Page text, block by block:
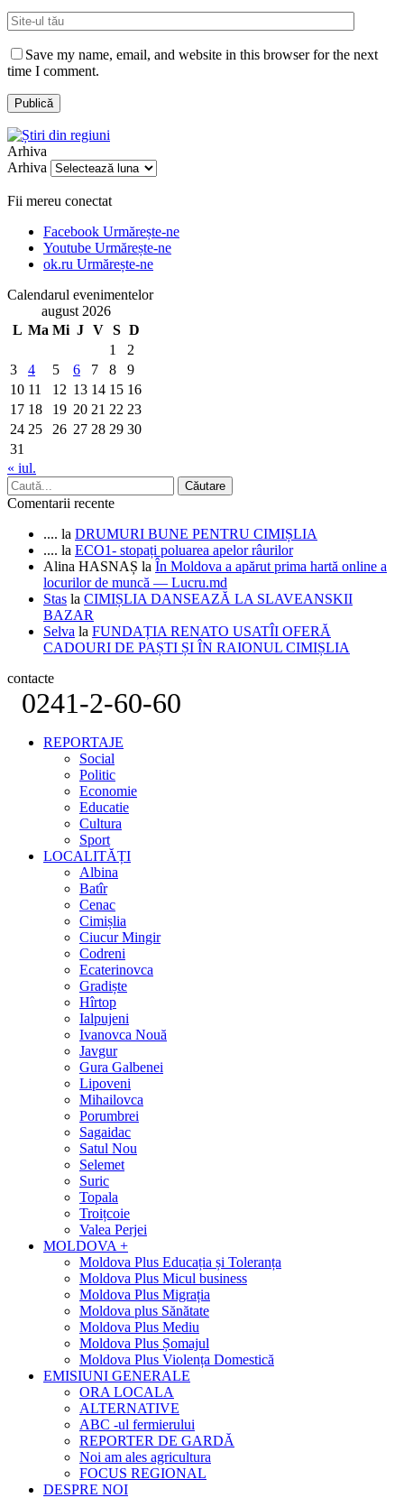
Save my name, email, and website in this browser for the next
time I comment.
Arhiva
Arhiva
Fii mereu conectat
Facebook Urmărește-ne
Youtube Urmărește-ne
ok.ru Urmărește-ne
Calendarul evenimentelor
august 2026
L Ma Mi J V S D
1
2
3
4 5 6 7 8
9
10 11 12 13 14 15 16
17 18 19 20 21 22 23
24 25 26 27 28 29 30
31
« iul.
Comentarii recente
.... la DRUMURI BUNE PENTRU CIMIȘLIA
.... la ECO1- stopați poluarea apelor râurilor
Alina HASNAȘ la În Moldova a apărut prima hartă online a
locurilor de muncă — Lucru.md
Stas la CIMIȘLIA DANSEAZĂ LA SLAVEANSKII
BAZAR
Selva la FUNDAȚIA RENATO USATÎI OFERĂ
CADOURI DE PAȘTI ȘI ÎN RAIONUL CIMIȘLIA
contacte
0241-2-60-60
REPORTAJE
Social
Politic
Economie
Educatie
Cultura
Sport
LOCALITĂȚI
Albina
Batîr
Cenac
Cimișlia
Ciucur Mingir
Codreni
Ecaterinovca
Gradiște
Hîrtop
Ialpujeni
Ivanovca Nouă
Javgur
Gura Galbenei
Lipoveni
Mihailovca
Porumbrei
Sagaidac
Satul Nou
Selemet
Suric
Topala
Troițcoie
Valea Perjei
MOLDOVA +
Moldova Plus Educația și Toleranța
Moldova Plus Micul business
Moldova Plus Migrația
Moldova plus Sănătate
Moldova Plus Mediu
Moldova Plus Șomajul
Moldova Plus Violența Domestică
EMISIUNI GENERALE
ORA LOCALA
ALTERNATIVE
ABC -ul fermierului
REPORTER DE GARDĂ
Noi am ales agricultura
FOCUS REGIONAL
DESPRE NOI